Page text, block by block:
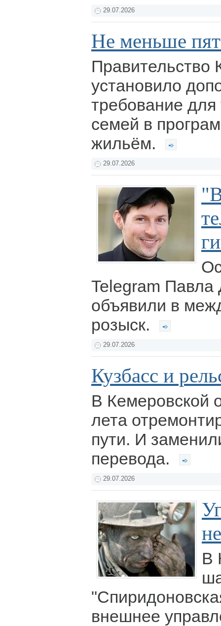
29.07.2026
Не меньше
Правительство
установило
требование
семей в
жильём.
29.07.2026
Telegram Павла
объявили в
розыск.
29.07.2026
Кузбасс и
В Кемеровской
лета
пути. И
перевода.
29.07.2026
В
внешнее